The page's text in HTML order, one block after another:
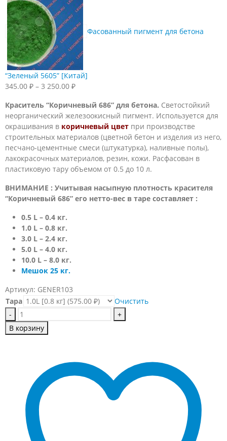
Фасованный пигмент для бетона
“Зеленый 5605” [Китай]
345.00 ₽ – 3 250.00 ₽Диапазон
345.00 ₽
–
3
250.00 ₽
Краситель “Коричневый 686” для бетона. Светостойкий
неорганический железоокисный пигмент. Используется для
окрашивания в коричневый цвет при производстве
строительных материалов (цветной бетон и изделия из него,
песчано-цементные смеси (штукатурка), наливные полы),
лакокрасочных материалов, резин, кожи. Расфасован в
пластиковую тару объемом от 0.5 до 10 л.
ВНИМАНИЕ : Учитывая насыпную плотность красителя
“Коричневый 686” его нетто-вес в таре составляет :
0.5 L – 0.4 кг.
1.0 L – 0.8 кг.
3.0 L – 2.4 кг.
5.0 L – 4.0 кг.
10.0 L – 8.0 кг.
Мешок 25 кг.
Артикул: GENER103
Тара
Очистить
-
+
В корзину